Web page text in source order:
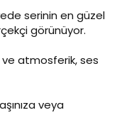
serinin en güzel
görünüyor.
ve atmosferik, ses
veya